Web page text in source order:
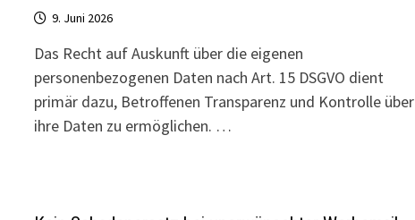
9. Juni 2026
Das Recht auf Auskunft über die eigenen
personenbezogenen Daten nach Art. 15 DSGVO dient
primär dazu, Betroffenen Transparenz und Kontrolle über
ihre Daten zu ermöglichen. …